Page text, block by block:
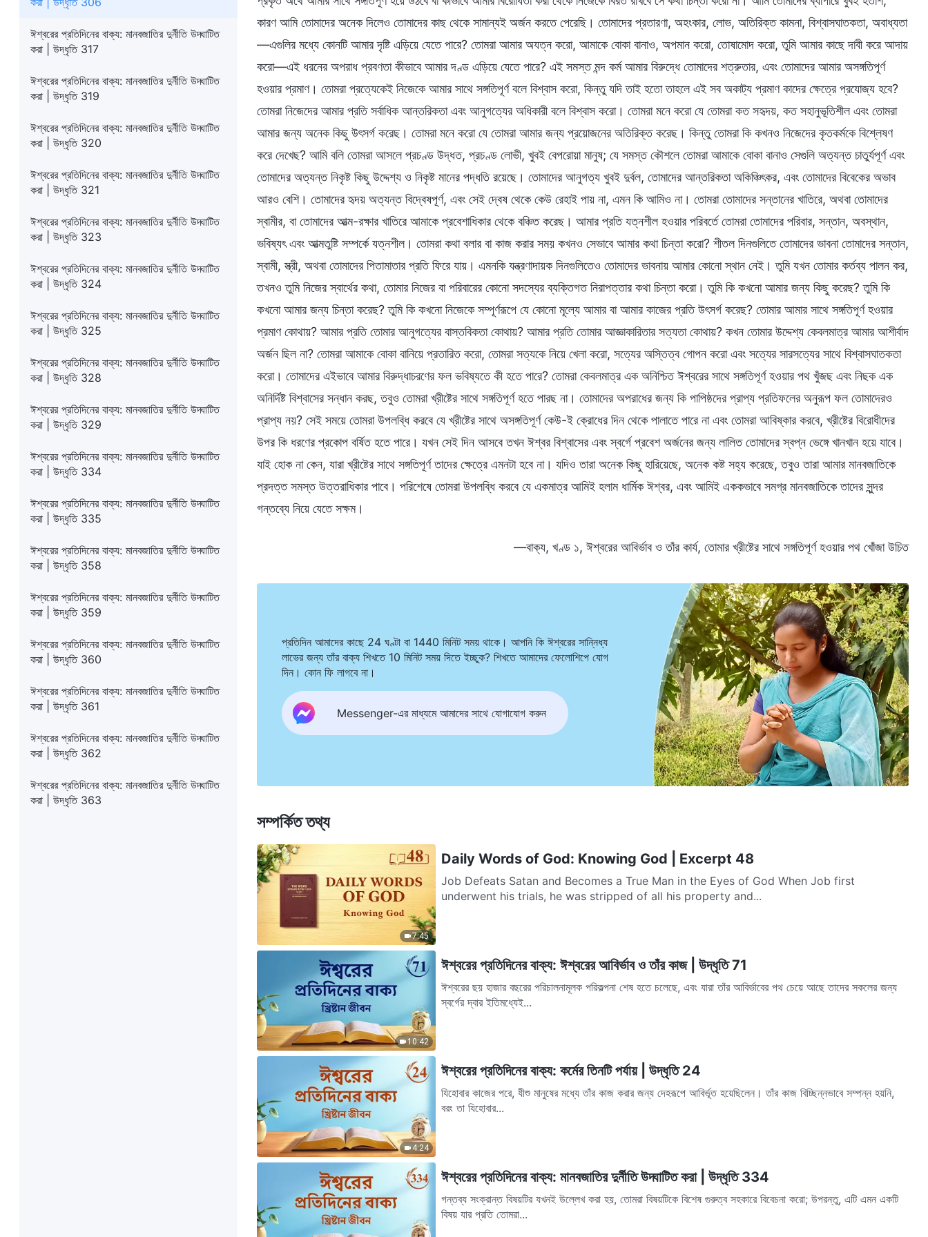
ঈশ্বরের প্রতিদিনের বাক্য: মানবজাতির দুর্নীতি উদ্ঘাটিত
করা | উদ্ধৃতি 317
ঈশ্বরের প্রতিদিনের বাক্য: মানবজাতির দুর্নীতি উদ্ঘাটিত
করা | উদ্ধৃতি 319
ঈশ্বরের প্রতিদিনের বাক্য: মানবজাতির দুর্নীতি উদ্ঘাটিত
করা | উদ্ধৃতি 320
ঈশ্বরের প্রতিদিনের বাক্য: মানবজাতির দুর্নীতি উদ্ঘাটিত
করা | উদ্ধৃতি 321
ঈশ্বরের প্রতিদিনের বাক্য: মানবজাতির দুর্নীতি উদ্ঘাটিত
করা | উদ্ধৃতি 323
ঈশ্বরের প্রতিদিনের বাক্য: মানবজাতির দুর্নীতি উদ্ঘাটিত
করা | উদ্ধৃতি 324
ঈশ্বরের প্রতিদিনের বাক্য: মানবজাতির দুর্নীতি উদ্ঘাটিত
করা | উদ্ধৃতি 325
ঈশ্বরের প্রতিদিনের বাক্য: মানবজাতির দুর্নীতি উদ্ঘাটিত
করা | উদ্ধৃতি 328
ঈশ্বরের প্রতিদিনের বাক্য: মানবজাতির দুর্নীতি উদ্ঘাটিত
করা | উদ্ধৃতি 329
ঈশ্বরের প্রতিদিনের বাক্য: মানবজাতির দুর্নীতি উদ্ঘাটিত
করা | উদ্ধৃতি 334
ঈশ্বরের প্রতিদিনের বাক্য: মানবজাতির দুর্নীতি উদ্ঘাটিত
করা | উদ্ধৃতি 335
ঈশ্বরের প্রতিদিনের বাক্য: মানবজাতির দুর্নীতি উদ্ঘাটিত
করা | উদ্ধৃতি 358
ঈশ্বরের প্রতিদিনের বাক্য: মানবজাতির দুর্নীতি উদ্ঘাটিত
করা | উদ্ধৃতি 359
ঈশ্বরের প্রতিদিনের বাক্য: মানবজাতির দুর্নীতি উদ্ঘাটিত
করা | উদ্ধৃতি 360
ঈশ্বরের প্রতিদিনের বাক্য: মানবজাতির দুর্নীতি উদ্ঘাটিত
করা | উদ্ধৃতি 361
ঈশ্বরের প্রতিদিনের বাক্য: মানবজাতির দুর্নীতি উদ্ঘাটিত
করা | উদ্ধৃতি 362
ঈশ্বরের প্রতিদিনের বাক্য: মানবজাতির দুর্নীতি উদ্ঘাটিত
করা | উদ্ধৃতি 363
কারণ আমি তোমাদের অনেক দিলেও তোমাদের কাছ থেকে সামান্যই অর্জন করতে পেরেছি। তোমাদের প্রতারণা, অহংকার, লোভ, অতিরিক্ত কামনা, বিশ্বাসঘাতকতা, অবাধ্যতা
—এগুলির মধ্যে কোনটি আমার দৃষ্টি এড়িয়ে যেতে পারে? তোমরা আমার অযত্ন করো, আমাকে বোকা বানাও, অপমান করো, তোষামোদ করো, তুমি আমার কাছে দাবী করে আদায়
করো—এই ধরনের অপরাধ প্রবণতা কীভাবে আমার দণ্ড এড়িয়ে যেতে পারে? এই সমস্ত মন্দ কর্ম আমার বিরুদ্ধে তোমাদের শত্রুতার, এবং তোমাদের আমার অসঙ্গতিপূর্ণ
হওয়ার প্রমাণ। তোমরা প্রত্যেকেই নিজেকে আমার সাথে সঙ্গতিপূর্ণ বলে বিশ্বাস করো, কিন্তু যদি তাই হতো তাহলে এই সব অকাট্য প্রমাণ কাদের ক্ষেত্রে প্রযোজ্য হবে?
তোমরা নিজেদের আমার প্রতি সর্বাধিক আন্তরিকতা এবং আনুগত্যের অধিকারী বলে বিশ্বাস করো। তোমরা মনে করো যে তোমরা কত সহৃদয়, কত সহানুভূতিশীল এবং তোমরা
আমার জন্য অনেক কিছু উৎসর্গ করেছ। তোমরা মনে করো যে তোমরা আমার জন্য প্রয়োজনের অতিরিক্ত করেছ। কিন্তু তোমরা কি কখনও নিজেদের কৃতকর্মকে বিশ্লেষণ
করে দেখেছ? আমি বলি তোমরা আসলে প্রচণ্ড উদ্ধত, প্রচণ্ড লোভী, খুবই বেপরোয়া মানুষ; যে সমস্ত কৌশলে তোমরা আমাকে বোকা বানাও সেগুলি অত্যন্ত চাতুর্যপূর্ণ এবং
তোমাদের অত্যন্ত নিকৃষ্ট কিছু উদ্দেশ্য ও নিকৃষ্ট মানের পদ্ধতি রয়েছে। তোমাদের আনুগত্য খুবই দুর্বল, তোমাদের আন্তরিকতা অকিঞ্চিৎকর, এবং তোমাদের বিবেকের অভাব
আরও বেশি। তোমাদের হৃদয় অত্যন্ত বিদ্বেষপূর্ণ, এবং সেই দ্বেষ থেকে কেউ রেহাই পায় না, এমন কি আমিও না। তোমরা তোমাদের সন্তানের খাতিরে, অথবা তোমাদের
স্বামীর, বা তোমাদের আত্ম-রক্ষার খাতিরে আমাকে প্রবেশাধিকার থেকে বঞ্চিত করেছ। আমার প্রতি যত্নশীল হওয়ার পরিবর্তে তোমরা তোমাদের পরিবার, সন্তান, অবস্থান,
ভবিষ্যৎ এবং আত্মতুষ্টি সম্পর্কে যত্নশীল। তোমরা কথা বলার বা কাজ করার সময় কখনও সেভাবে আমার কথা চিন্তা করো? শীতল দিনগুলিতে তোমাদের ভাবনা তোমাদের সন্তান,
স্বামী, স্ত্রী, অথবা তোমাদের পিতামাতার প্রতি ফিরে যায়। এমনকি যন্ত্রণাদায়ক দিনগুলিতেও তোমাদের ভাবনায় আমার কোনো স্থান নেই। তুমি যখন তোমার কর্তব্য পালন কর,
তখনও তুমি নিজের স্বার্থের কথা, তোমার নিজের বা পরিবারের কোনো সদস্যের ব্যক্তিগত নিরাপত্তার কথা চিন্তা করো। তুমি কি কখনো আমার জন্য কিছু করেছ? তুমি কি
কখনো আমার জন্য চিন্তা করেছ? তুমি কি কখনো নিজেকে সম্পূর্ণরূপে যে কোনো মূল্যে আমার বা আমার কাজের প্রতি উৎসর্গ করেছ? তোমার আমার সাথে সঙ্গতিপূর্ণ হওয়ার
প্রমাণ কোথায়? আমার প্রতি তোমার আনুগত্যের বাস্তবিকতা কোথায়? আমার প্রতি তোমার আজ্ঞাকারিতার সত্যতা কোথায়? কখন তোমার উদ্দেশ্য কেবলমাত্র আমার আশীর্বাদ
অর্জন ছিল না? তোমরা আমাকে বোকা বানিয়ে প্রতারিত করো, তোমরা সত্যকে নিয়ে খেলা করো, সত্যের অস্তিত্ব গোপন করো এবং সত্যের সারসত্যের সাথে বিশ্বাসঘাতকতা
করো। তোমাদের এইভাবে আমার বিরুদ্ধাচরণের ফল ভবিষ্যতে কী হতে পারে? তোমরা কেবলমাত্র এক অনিশ্চিত ঈশ্বরের সাথে সঙ্গতিপূর্ণ হওয়ার পথ খুঁজছ এবং নিছক এক
অনির্দিষ্ট বিশ্বাসের সন্ধান করছ, তবুও তোমরা খ্রীষ্টের সাথে সঙ্গতিপূর্ণ হতে পারছ না। তোমাদের অপরাধের জন্য কি পাপিষ্ঠদের প্রাপ্য প্রতিফলের অনুরূপ ফল তোমাদেরও
প্রাপ্য নয়? সেই সময়ে তোমরা উপলব্ধি করবে যে খ্রীষ্টের সাথে অসঙ্গতিপূর্ণ কেউ-ই ক্রোধের দিন থেকে পালাতে পারে না এবং তোমরা আবিষ্কার করবে, খ্রীষ্টের বিরোধীদের
উপর কি ধরণের প্রকোপ বর্ষিত হতে পারে। যখন সেই দিন আসবে তখন ঈশ্বর বিশ্বাসের এবং স্বর্গে প্রবেশ অর্জনের জন্য লালিত তোমাদের স্বপ্ন ভেঙ্গে খানখান হয়ে যাবে।
যাই হোক না কেন, যারা খ্রীষ্টের সাথে সঙ্গতিপূর্ণ তাদের ক্ষেত্রে এমনটা হবে না। যদিও তারা অনেক কিছু হারিয়েছে, অনেক কষ্ট সহ্য করেছে, তবুও তারা আমার মানবজাতিকে
প্রদত্ত সমস্ত উত্তরাধিকার পাবে। পরিশেষে তোমরা উপলব্ধি করবে যে একমাত্র আমিই হলাম ধার্মিক ঈশ্বর, এবং আমিই এককভাবে সমগ্র মানবজাতিকে তাদের সুন্দর
গন্তব্যে নিয়ে যেতে সক্ষম।
—বাক্য, খণ্ড ১, ঈশ্বরের আবির্ভাব ও তাঁর কার্য, তোমার খ্রীষ্টের সাথে সঙ্গতিপূর্ণ হওয়ার পথ খোঁজা উচিত
প্রতিদিন আমাদের কাছে 24 ঘণ্টা বা 1440 মিনিট সময় থাকে। আপনি কি ঈশ্বরের সান্নিধ্য
লাভের জন্য তাঁর বাক্য শিখতে 10 মিনিট সময় দিতে ইচ্ছুক? শিখতে আমাদের ফেলোশিপে যোগ
দিন। কোন ফি লাগবে না।
Messenger-এর মাধ্যমে আমাদের সাথে যোগাযোগ করুন
সম্পর্কিত তথ্য
7:45
Daily Words of God: Knowing God | Excerpt 48
Job Defeats Satan and Becomes a True Man in the Eyes of God When Job first
underwent his trials, he was stripped of all his property and...
10:42
ঈশ্বরের প্রতিদিনের বাক্য: ঈশ্বরের আবির্ভাব ও তাঁর কাজ | উদ্ধৃতি 71
ঈশ্বরের ছয় হাজার বছরের পরিচালনামূলক পরিকল্পনা শেষ হতে চলেছে, এবং যারা তাঁর আবির্ভাবের পথ চেয়ে আছে তাদের সকলের জন্য
স্বর্গের দ্বার ইতিমধ্যেই...
4:24
ঈশ্বরের প্রতিদিনের বাক্য: কর্মের তিনটি পর্যায় | উদ্ধৃতি 24
যিহোবার কাজের পরে, যীশু মানুষের মধ্যে তাঁর কাজ করার জন্য দেহরূপে আবির্ভূত হয়েছিলেন। তাঁর কাজ বিচ্ছিন্নভাবে সম্পন্ন হয়নি,
বরং তা যিহোবার...
ঈশ্বরের প্রতিদিনের বাক্য: মানবজাতির দুর্নীতি উদ্ঘাটিত করা | উদ্ধৃতি 334
গন্তব্য সংক্রান্ত বিষয়টির যখনই উল্লেখ করা হয়, তোমরা বিষয়টিকে বিশেষ গুরুত্ব সহকারে বিবেচনা করো; উপরন্তু, এটি এমন একটি
বিষয় যার প্রতি তোমরা...